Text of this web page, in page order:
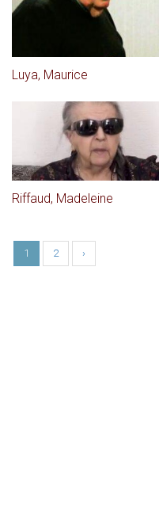
Luya, Maurice
Riffaud, Madeleine
1 2 ›